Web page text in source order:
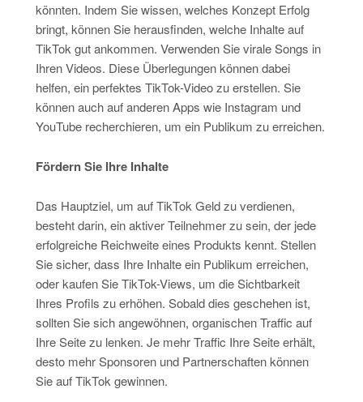
könnten. Indem Sie wissen, welches Konzept Erfolg
bringt, können Sie herausfinden, welche Inhalte auf
TikTok gut ankommen. Verwenden Sie virale Songs in
Ihren Videos. Diese Überlegungen können dabei
helfen, ein perfektes TikTok-Video zu erstellen. Sie
können auch auf anderen Apps wie Instagram und
YouTube recherchieren, um ein Publikum zu erreichen.
Fördern Sie Ihre Inhalte
Das Hauptziel, um auf TikTok Geld zu verdienen,
besteht darin, ein aktiver Teilnehmer zu sein, der jede
erfolgreiche Reichweite eines Produkts kennt. Stellen
Sie sicher, dass Ihre Inhalte ein Publikum erreichen,
oder kaufen Sie TikTok-Views, um die Sichtbarkeit
Ihres Profils zu erhöhen. Sobald dies geschehen ist,
sollten Sie sich angewöhnen, organischen Traffic auf
Ihre Seite zu lenken. Je mehr Traffic Ihre Seite erhält,
desto mehr Sponsoren und Partnerschaften können
Sie auf TikTok gewinnen.